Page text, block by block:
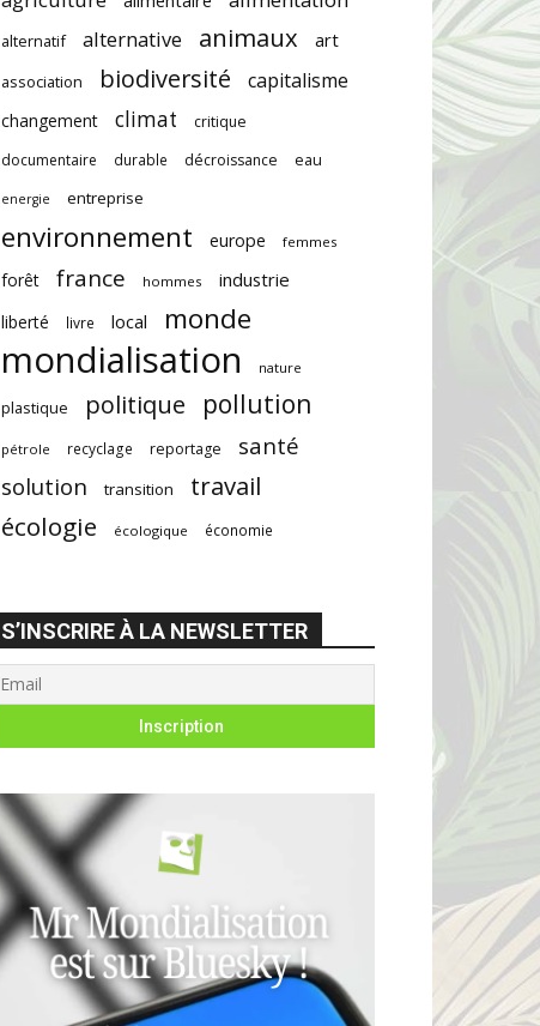
alternatif alternative animaux art
association biodiversité capitalisme
changement climat
critique
documentaire
durable décroissance eau
energie entreprise
environnement europe femmes
forêt france hommes industrie
liberté livre local monde
mondialisation nature
plastique politique pollution
pétrole recyclage reportage
santé
solution
transition
travail
écologie
écologique économie
S’INSCRIRE À LA NEWSLETTER